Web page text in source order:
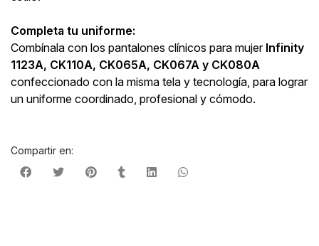
Completa tu uniforme:
Combínala con los pantalones clínicos para mujer Infinity
1123A, CK110A, CK065A, CK067A y CK080A
confeccionado con la misma tela y tecnología, para lograr
un uniforme coordinado, profesional y cómodo.
Compartir en: